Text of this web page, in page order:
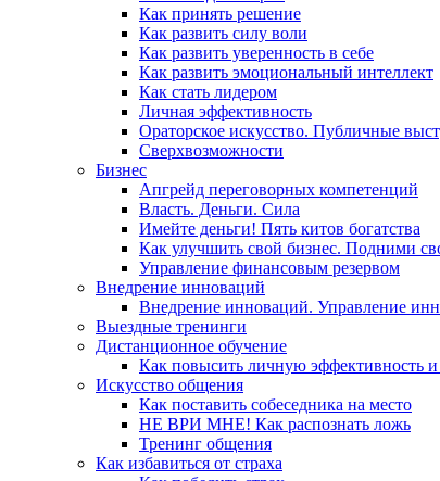
Как принять решение
Как развить силу воли
Как развить уверенность в себе
Как развить эмоциональный интеллект
Как стать лидером
Личная эффективность
Ораторское искусство. Публичные
Сверхвозможности
Бизнес
Апгрейд переговорных компетенций
Власть. Деньги. Сила
Имейте деньги! Пять китов богатства
Как улучшить свой бизнес. Подними
Управление финансовым резервом
Внедрение инноваций
Внедрение инноваций. Управление
Выездные тренинги
Дистанционное обучение
Как повысить личную эффективность
Искусство общения
Как поставить собеседника на место
НЕ ВРИ МНЕ! Как распознать ложь
Тренинг общения
Как избавиться от страха